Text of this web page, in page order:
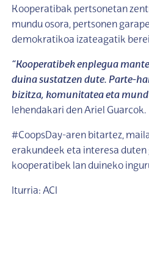
Kooperatibak pertsonetan
mundu osora, pertsonen
demokratikoa izateagatik
“Kooperatibek enplegua
duina sustatzen dute. Parte-
bizitza, komunitatea eta
lehendakari den Ariel Guarcok.
#CoopsDay-aren bitartez,
erakundeek eta interesa duten
kooperatibek lan duineko
Iturria: ACI